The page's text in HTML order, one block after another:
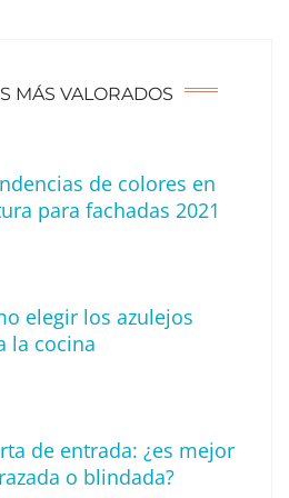
vs casa
clave que debes
MÁS VALORADOS
de colores en
para fachadas 2021
elegir los azulejos
la cocina
de entrada: ¿es mejor
o blindada?